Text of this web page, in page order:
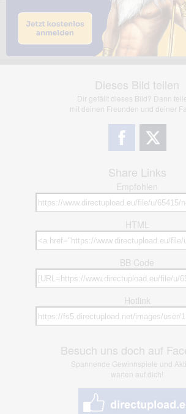
Das dargestellte Bild wurde von einem Nutzer
übernimmt keinerlei Haftung für den Inhalt des
jedoch bei Verstößen nach §2(3) unserer
Dieses Bild teilen
Dir gefällt dieses Bild? Dann
mit deinen Freunden und deiner
Share Links
Empfohlen
HTML
BB Code
Hotlink
Besuch uns doch auf
Spannende Gewinnspiele und
warten auf dich!